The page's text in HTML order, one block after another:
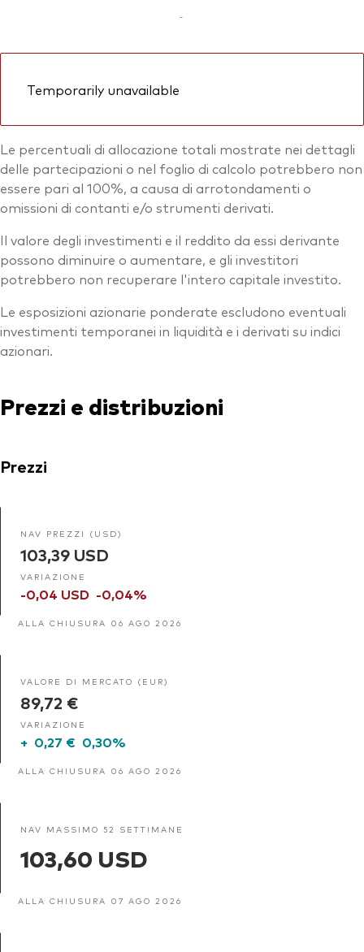
-
Temporarily unavailable
Le percentuali di allocazione totali mostrate nei dettagli
delle partecipazioni o nel foglio di calcolo potrebbero non
essere pari al 100%, a causa di arrotondamenti o
omissioni di contanti e/o strumenti derivati.
Il valore degli investimenti e il reddito da essi derivante
possono diminuire o aumentare, e gli investitori
potrebbero non recuperare l'intero capitale investito.
Le esposizioni azionarie ponderate escludono eventuali
investimenti temporanei in liquidità e i derivati su indici
azionari.
Prezzi e distribuzioni
Prezzi
NAV PREZZI (USD)
103,39 USD
VARIAZIONE
-0,04 USD -0,04%
ALLA CHIUSURA 06 AGO 2026
VALORE DI MERCATO (EUR)
89,72 €
VARIAZIONE
+ 0,27 € 0,30%
ALLA CHIUSURA 06 AGO 2026
NAV MASSIMO 52 SETTIMANE
103,60 USD
ALLA CHIUSURA 07 AGO 2026